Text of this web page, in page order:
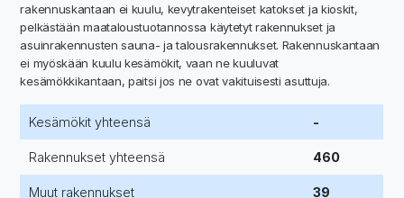
rakennuskantaan ei kuulu, kevytrakenteiset katokset ja kioskit,
pelkästään maataloustuotannossa käytetyt rakennukset ja
asuinrakennusten sauna- ja talousrakennukset. Rakennuskantaan
ei myöskään kuulu kesämökit, vaan ne kuuluvat
kesämökkikantaan, paitsi jos ne ovat vakituisesti asuttuja.
Kesämökit yhteensä -
Rakennukset yhteensä 460
Muut rakennukset 39